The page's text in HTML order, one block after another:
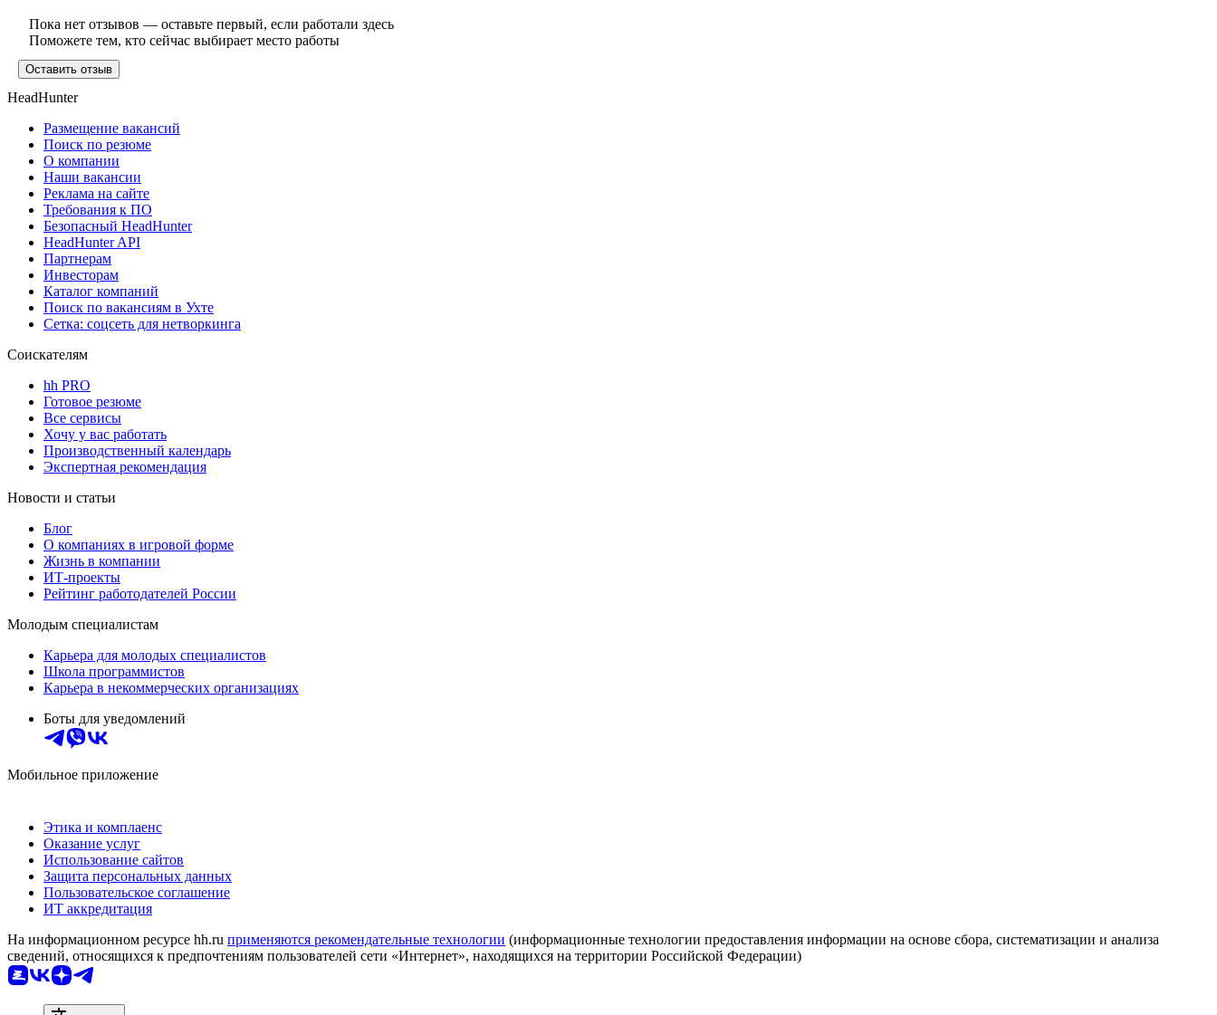
Пока нет отзывов — оставьте первый, если работали здесь
Поможете тем, кто сейчас выбирает место работы
Оставить отзыв
HeadHunter
Размещение вакансий
Поиск по резюме
О компании
Наши вакансии
Реклама на сайте
Требования к ПО
Безопасный HeadHunter
HeadHunter API
Партнерам
Инвесторам
Каталог компаний
Поиск по вакансиям в Ухте
Сетка: соцсеть для нетворкинга
Соискателям
hh PRO
Готовое резюме
Все сервисы
Хочу у вас работать
Производственный календарь
Экспертная рекомендация
Новости и статьи
Блог
О компаниях в игровой форме
Жизнь в компании
ИТ-проекты
Рейтинг работодателей России
Молодым специалистам
Карьера для молодых специалистов
Школа программистов
Карьера в некоммерческих организациях
Боты для уведомлений
Мобильное приложение
Этика и комплаенс
Оказание услуг
Использование сайтов
Защита персональных данных
Пользовательское соглашение
ИТ аккредитация
На информационном ресурсе hh.ru применяются рекомендательные технологии (информационные технологии предоставления информации на основе сбора, систематизации и анализа
сведений, относящихся к предпочтениям пользователей сети «Интернет», находящихся на территории Российской Федерации)